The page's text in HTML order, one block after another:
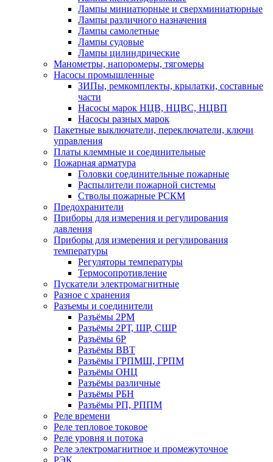
Лампы миниатюрные и сверхминиатюрные
Лампы различного назначения
Лампы самолетные
Лампы судовые
Лампы цилиндрические
Манометры, напоромеры, тягомеры
Насосы промышленные
ЗИПы, ремкомплекты, крылатки, составные
части
Насосы марок НЦВ, НЦВС, НЦВП
Насосы разных марок
Пакетные выключатели, переключатели, ключи
управления
Платы клеммные и соединительные
Пожарная арматура
Головки соединительные пожарные
Распылители пожарной системы
Стволы пожарные РСКМ
Предохранители
Приборы для измерения и регулирования
давления
Приборы для измерения и регулирования
температуры
Регуляторы температуры
Термосопротивление
Пускатели электромагнитные
Разное с хранения
Разъемы и соединители
Разъёмы 2РМ
Разъёмы 2РТ, ШР, СШР
Разъёмы 6Р
Разъёмы ВВТ
Разъёмы ГРПМШ, ГРПМ
Разъёмы ОНЦ
Разъёмы различные
Разъёмы РБН
Разъёмы РП, РППМ
Реле времени
Реле тепловое токовое
Реле уровня и потока
Реле электромагнитное и промежуточное
РЭК